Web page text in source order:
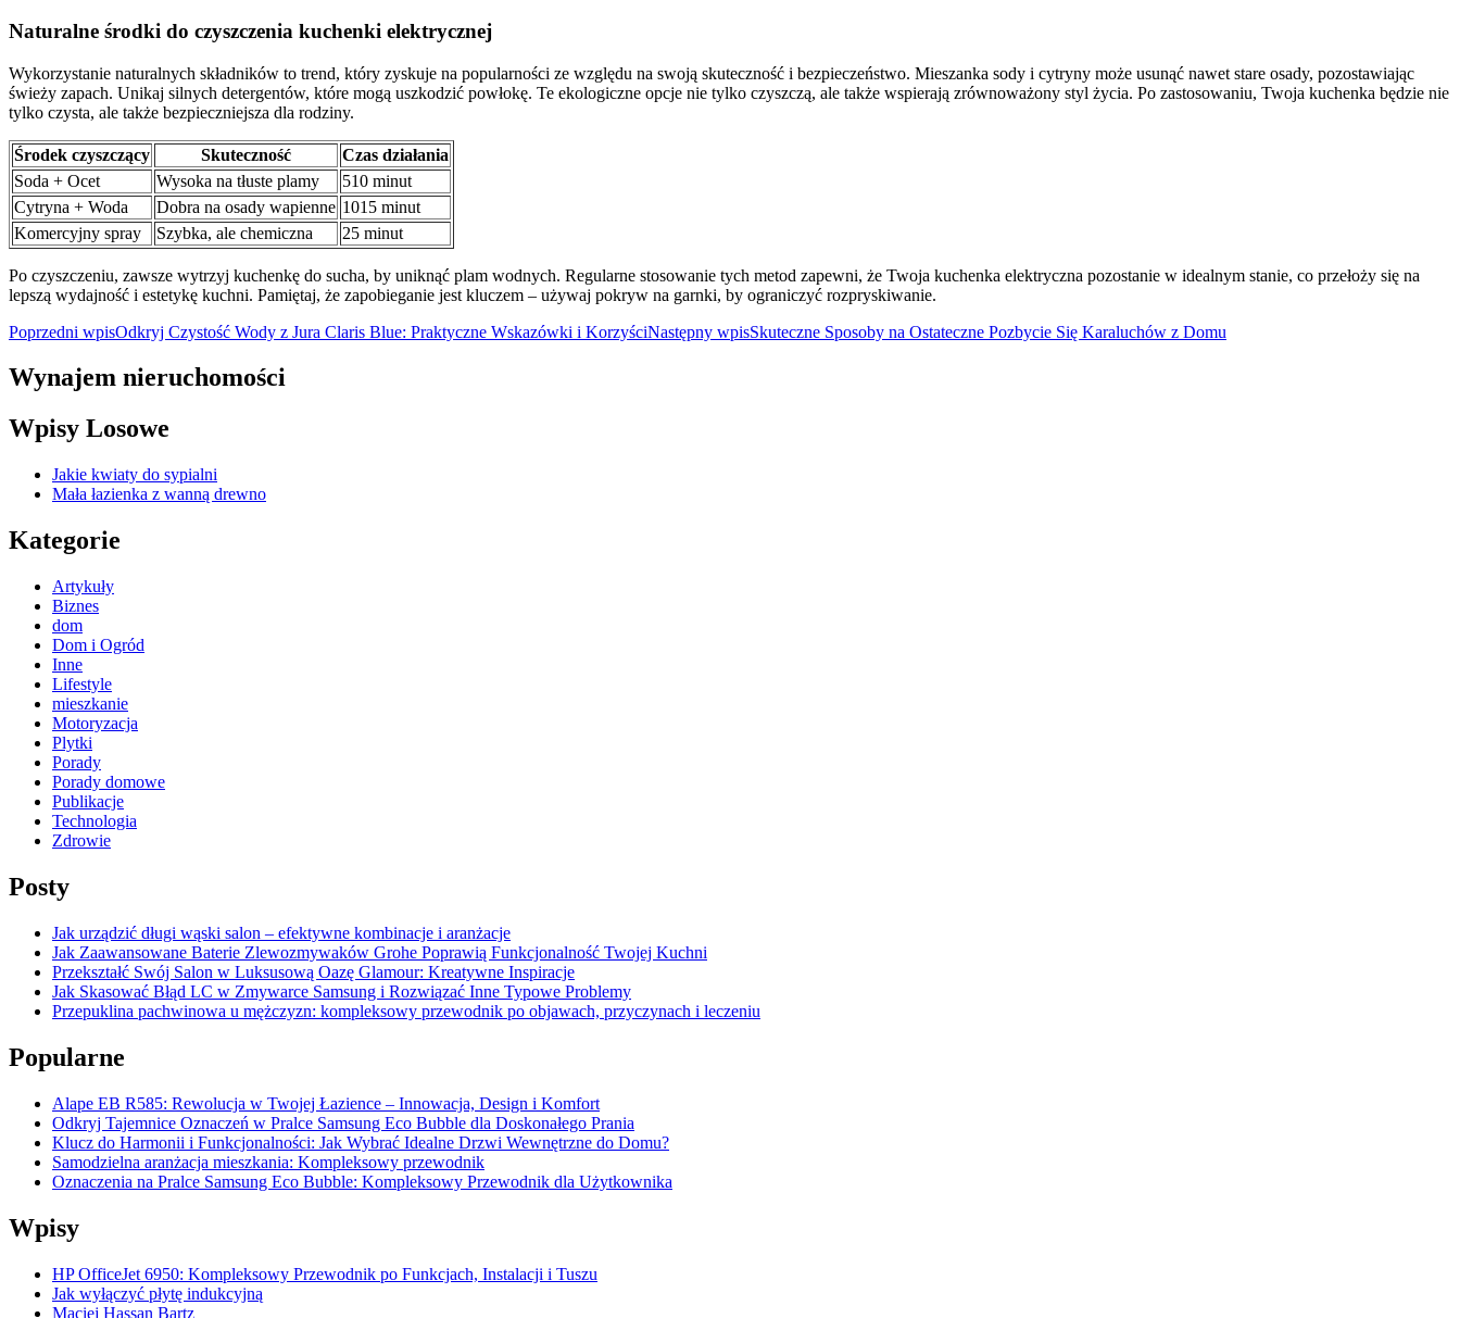
Naturalne środki do czyszczenia kuchenki elektrycznej
Wykorzystanie naturalnych składników to trend, który zyskuje na popularności ze względu na swoją skuteczność i bezpieczeństwo. Mieszanka sody i cytryny może usunąć nawet stare osady, pozostawiając
świeży zapach. Unikaj silnych detergentów, które mogą uszkodzić powłokę. Te ekologiczne opcje nie tylko czyszczą, ale także wspierają zrównoważony styl życia. Po zastosowaniu, Twoja kuchenka będzie nie
tylko czysta, ale także bezpieczniejsza dla rodziny.
Środek czyszczący Skuteczność
Czas działania
Soda + Ocet
Wysoka na tłuste plamy
510 minut
Cytryna + Woda
Dobra na osady wapienne 1015 minut
Komercyjny spray
Szybka, ale chemiczna 25 minut
Po czyszczeniu, zawsze wytrzyj kuchenkę do sucha, by uniknąć plam wodnych. Regularne stosowanie tych metod zapewni, że Twoja kuchenka elektryczna pozostanie w idealnym stanie, co przełoży się na
lepszą wydajność i estetykę kuchni. Pamiętaj, że zapobieganie jest kluczem – używaj pokryw na garnki, by ograniczyć rozpryskiwanie.
Nawigacja
wpisu
Poprzedni wpisOdkryj Czystość Wody z Jura Claris Blue: Praktyczne Wskazówki i KorzyściNastępny wpisSkuteczne Sposoby na Ostateczne Pozbycie Się Karaluchów z Domu
Wynajem nieruchomości
Wpisy Losowe
Jakie kwiaty do sypialni
Mała łazienka z wanną drewno
Kategorie
Artykuły
Biznes
dom
Dom i Ogród
Inne
Lifestyle
mieszkanie
Motoryzacja
Plytki
Porady
Porady domowe
Publikacje
Technologia
Zdrowie
Posty
Jak urządzić długi wąski salon – efektywne kombinacje i aranżacje
Jak Zaawansowane Baterie Zlewozmywaków Grohe Poprawią Funkcjonalność Twojej Kuchni
Przekształć Swój Salon w Luksusową Oazę Glamour: Kreatywne Inspiracje
Jak Skasować Błąd LC w Zmywarce Samsung i Rozwiązać Inne Typowe Problemy
Przepuklina pachwinowa u mężczyzn: kompleksowy przewodnik po objawach, przyczynach i leczeniu
Popularne
Alape EB R585: Rewolucja w Twojej Łazience – Innowacja, Design i Komfort
Odkryj Tajemnice Oznaczeń w Pralce Samsung Eco Bubble dla Doskonałego Prania
Klucz do Harmonii i Funkcjonalności: Jak Wybrać Idealne Drzwi Wewnętrzne do Domu?
Samodzielna aranżacja mieszkania: Kompleksowy przewodnik
Oznaczenia na Pralce Samsung Eco Bubble: Kompleksowy Przewodnik dla Użytkownika
Wpisy
HP OfficeJet 6950: Kompleksowy Przewodnik po Funkcjach, Instalacji i Tuszu
Jak wyłączyć płytę indukcyjną
Maciej Hassan Bartz